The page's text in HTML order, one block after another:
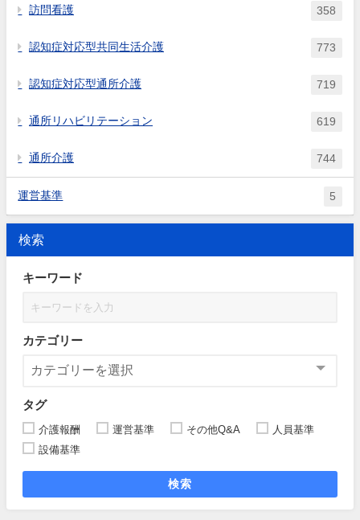
訪問看護 358
認知症対応型共同生活介護 773
認知症対応型通所介護 719
通所リハビリテーション 619
通所介護 744
運営基準 5
検索
キーワード
カテゴリー
タグ
介護報酬 運営基準 その他Q&A
人員基準
設備基準
検索